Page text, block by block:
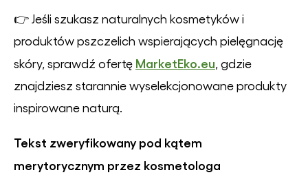
👉 Jeśli szukasz naturalnych kosmetyków i
produktów pszczelich wspierających pielęgnację
skóry, sprawdź ofertę MarketEko.eu , gdzie
znajdziesz starannie wyselekcjonowane produkty
inspirowane naturą.
Tekst zweryfikowany pod kątem
merytorycznym przez kosmetologa